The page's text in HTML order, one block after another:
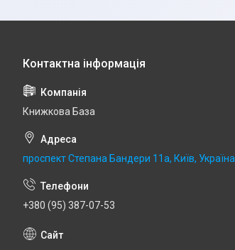
Книжкова База
проспект Степана Бандери 11а, Київ, Україна
+380 (95) 387-07-53